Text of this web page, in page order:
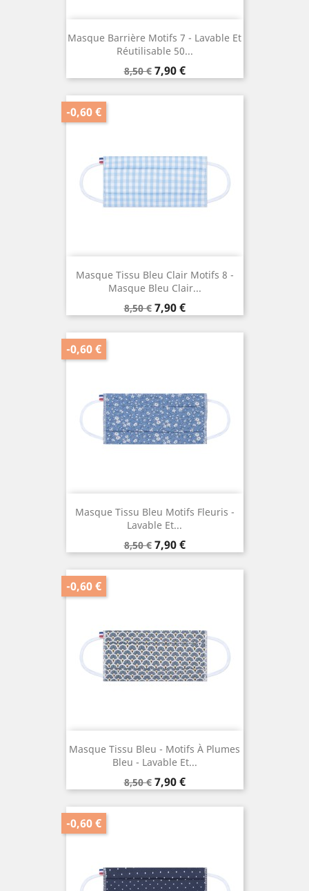
Masque Barrière Motifs 7 - Lavable Et
Réutilisable 50...
Prix
de
base
8,50 € Prix
7,90 €
Masque Tissu Bleu Clair Motifs 8 -
Masque Bleu Clair...
Prix
de
base
8,50 €
-0,60 €
Prix
7,90 €
Masque Tissu Bleu Motifs Fleuris -
Lavable Et...
Prix
de
base
8,50 €
-0,60 €
Prix
7,90 €
Masque Tissu Bleu - Motifs À Plumes
Bleu - Lavable Et...
Prix
de
base
8,50 €
-0,60 €
Prix
7,90 €
-0,60 €